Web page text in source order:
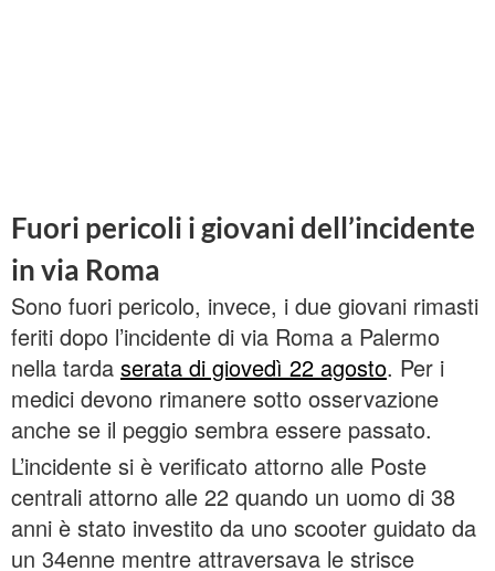
Fuori pericoli i giovani dell’incidente
in via Roma
Sono fuori pericolo, invece, i due giovani rimasti
feriti dopo l’incidente di via Roma a Palermo
nella tarda serata di giovedì 22 agosto. Per i
medici devono rimanere sotto osservazione
anche se il peggio sembra essere passato.
L’incidente si è verificato attorno alle Poste
centrali attorno alle 22 quando un uomo di 38
anni è stato investito da uno scooter guidato da
un 34enne mentre attraversava le strisce